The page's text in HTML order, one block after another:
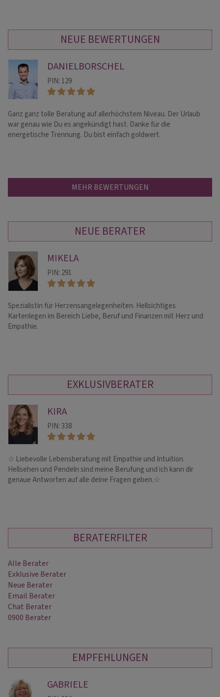
NEUE BEWERTUNGEN
DANIELBORSCHEL
PIN: 129
Ganz ganz tolle Beratung auf allerhöchstem Niveau. Der Urlaub
war genau wie Du es angekündigt hast. Danke für die
energetische Trennung. Du bist einfach goldwert.
MEHR BEWERTUNGEN
NEUE BERATER
MIKELA
PIN: 291
Spezialistin für Herzensangelegenheiten. Hellsichtiges
Kartenlegen im Bereich Liebe, Beruf und Finanzen mit Herz und
Empathie.
EXKLUSIVBERATER
KIRA
PIN: 338
☆ Liebevolle Lebensberatung mit Empathie und Intuition.
Hellsehen und Pendeln sind meine Berufung und ich kann dir
genaue Antworten auf alle deine Fragen geben.☆
BERATERFILTER
Alle Berater
Exklusive Berater
Neue Berater
Email Berater
Chat Berater
0900 Berater
EMPFEHLUNGEN
GABRIELE